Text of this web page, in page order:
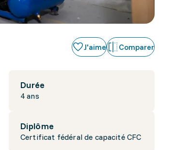
J'aime Comparer
Durée
4 ans
Diplôme
Certificat fédéral de capacité CFC